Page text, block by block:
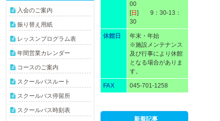
00
[日 ] 9：30-13：
30
休館日
年末・年始
※施設メンテナンス
及び行事により休館
となる場合がありま
す。
FAX 045-701-1258
入会のご案内
振り替え用紙
レッスンプログラム表
年間営業カレンダー
コースのご案内
スクールバスルート
スクールバス停留所
スクールバス時刻表
新着記事